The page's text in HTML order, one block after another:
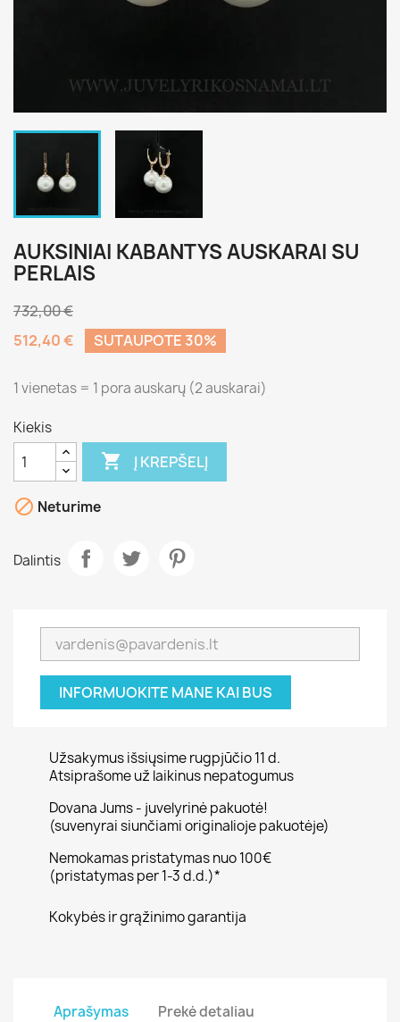
AUKSINIAI KABANTYS AUSKARAI SU
PERLAIS
732,00 €
512,40 €
SUTAUPOTE 30%
1 vienetas = 1 pora auskarų (2 auskarai)
Kiekis
 Į KREPŠELĮ
 Neturime
Dalintis
INFORMUOKITE MANE KAI BUS
Užsakymus išsiųsime rugpjūčio 11 d.
Atsiprašome už laikinus nepatogumus
Dovana Jums - juvelyrinė pakuotė!
(suvenyrai siunčiami originalioje pakuotėje)
Nemokamas pristatymas nuo 100€
(pristatymas per 1-3 d.d.)*
Kokybės ir grąžinimo garantija
Aprašymas
Prekė detaliau